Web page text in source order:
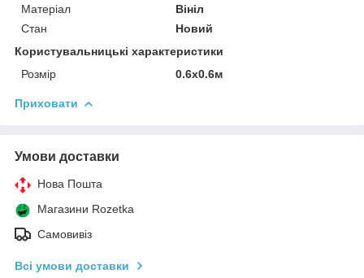
Матеріал
Вініл
Стан
Новий
Користувальницькі характеристики
Розмір
0.6х0.6м
Приховати
Умови доставки
Нова Пошта
Магазини Rozetka
Самовивіз
Всі умови доставки